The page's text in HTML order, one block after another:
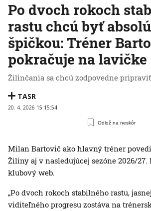
Po dvoch rokoch
rastu chcú byť
špičkou: Tréner
pokračuje na
Žilinčania sa chcú zodpovedne
TASR
20. 4. 2026 15:15:54
Odlož na neskôr
Milan Bartovič ako hlavný tréner
Žiliny aj v nasledujúcej sezóne 2026/
klubový web.
„Po dvoch rokoch stabilného rastu,
viditeľného progresu zostáva na